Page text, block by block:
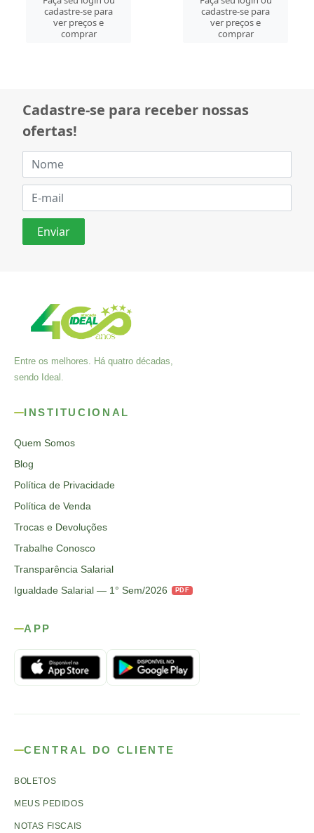
cadastre-se para
ver preços e
comprar
cadastre-se para
ver preços e
comprar
Cadastre-se para receber nossas
ofertas!
Entre os melhores. Há quatro décadas,
sendo Ideal.
INSTITUCIONAL
Quem Somos
Blog
Política de Privacidade
Política de Venda
Trocas e Devoluções
Trabalhe Conosco
Transparência Salarial
Igualdade Salarial — 1° Sem/2026
PDF
APP
CENTRAL DO CLIENTE
BOLETOS
MEUS PEDIDOS
NOTAS FISCAIS